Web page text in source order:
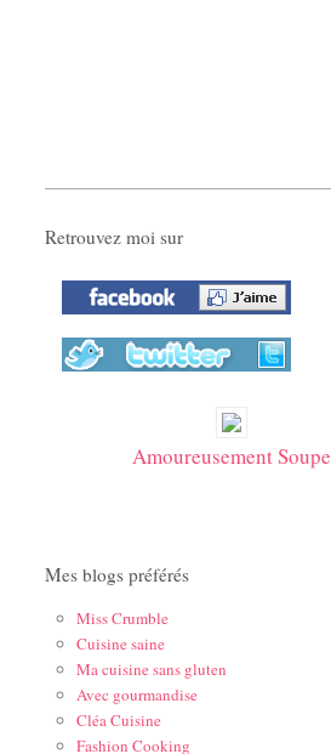
Retrouvez moi sur
Amoureusement Soupe
Mes blogs préférés
Miss Crumble
Cuisine saine
Ma cuisine sans gluten
Avec gourmandise
Cléa Cuisine
Fashion Cooking